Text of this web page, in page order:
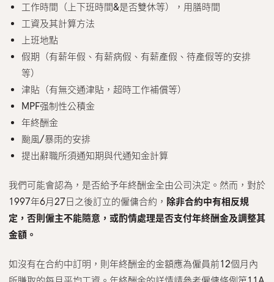
工作時間（上下班時間&是否雙休等），用膳時間
工資及其計算方法
上班地點
假期（有薪年假、有薪病假、有薪產假、待產假等的安排
等）
津貼（有無交通津貼，超時工作補償等）
MPF强制性公積金
年終酬金
颱風/暴雨的安排
提出辭職所須通知期與代通知金計算
我們可能會認為，是否給予年終酬金全由公司決定。然而，對於
1997年6月27日之後訂立的僱傭合約， 除非合約中有相反規
定，否則僱主不能隨意，或酌情處理是否支付年終酬金及調整其
金額。
如沒有在合約中訂明，則年終酬金的金額應為僱員前12個月內